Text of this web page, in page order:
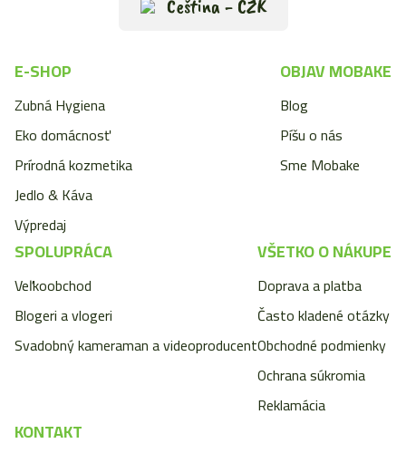
Čeština - CZK
E-SHOP
Zubná Hygiena
Eko domácnosť
Prírodná kozmetika
Jedlo & Káva
Výpredaj
OBJAV MOBAKE
Blog
Píšu o nás
Sme Mobake
SPOLUPRÁCA
Veľkoobchod
Blogeri a vlogeri
Svadobný kameraman a videoproducent
VŠETKO O NÁKUPE
Doprava a platba
Často kladené otázky
Obchodné podmienky
Ochrana súkromia
Reklamácia
KONTAKT